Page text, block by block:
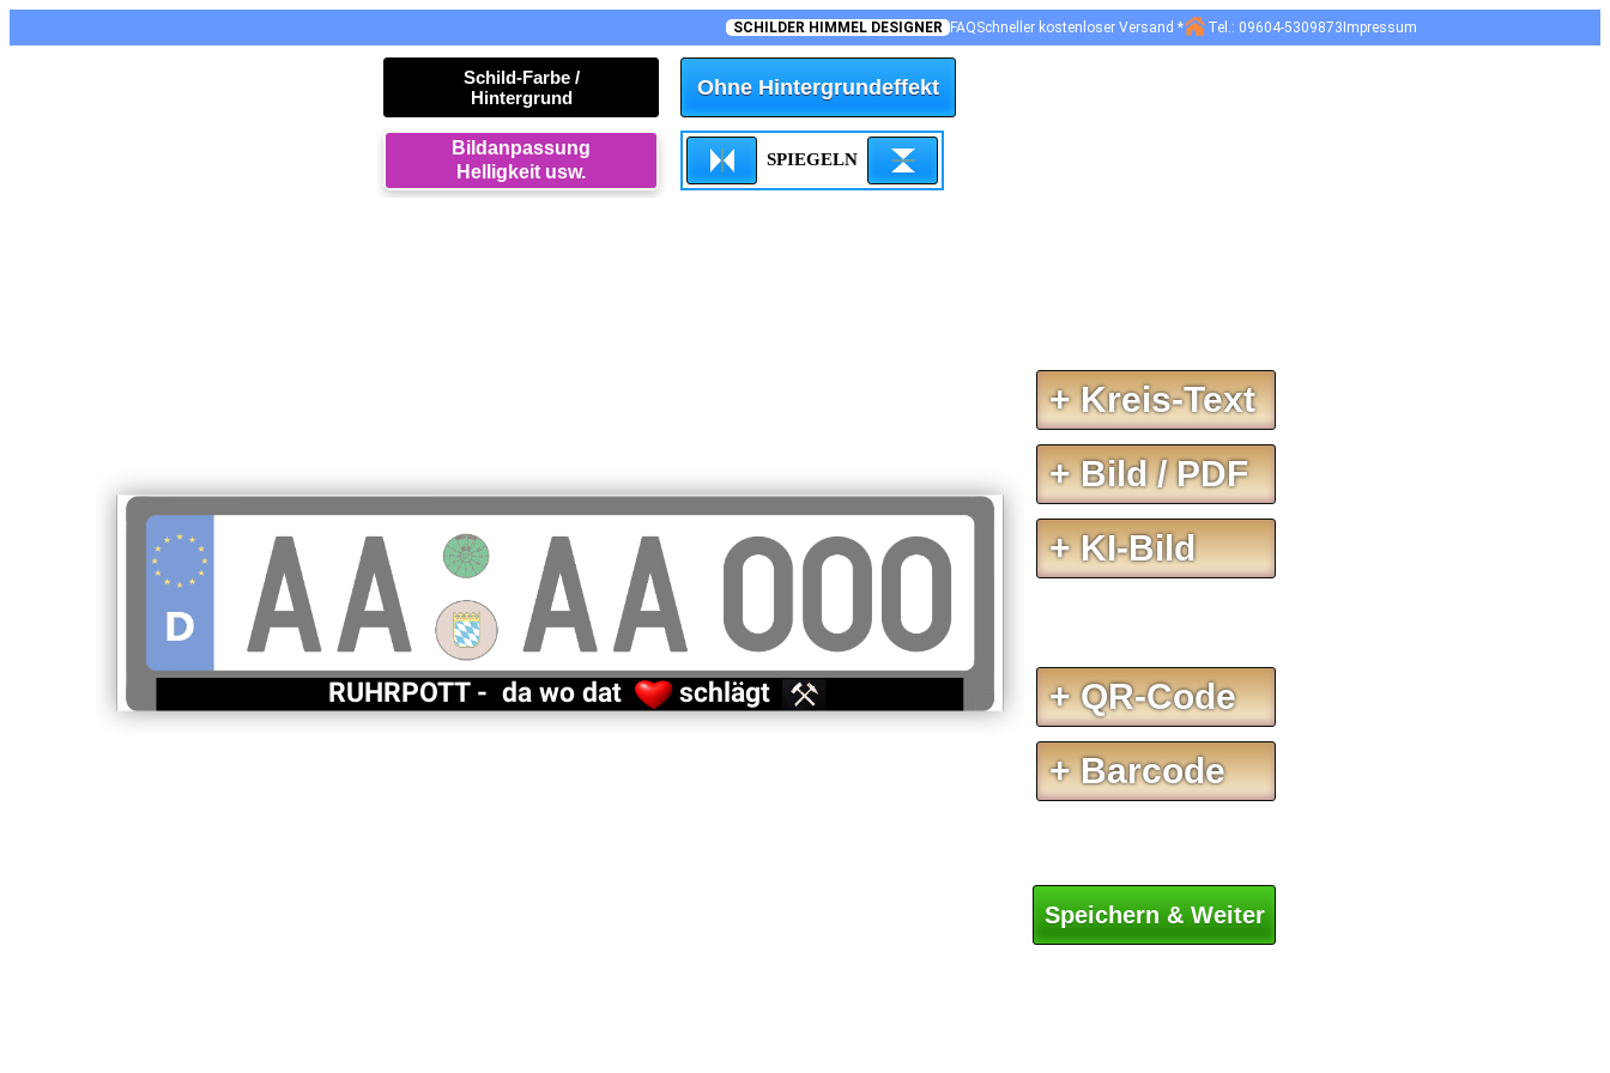
SCHILDER HIMMEL DESIGNER FAQSchneller kostenloser Versand * Tel.: 09604-5309873 Impressum
Schild-Farbe /
Hintergrund
Ohne Hintergrundeffekt
Bildanpassung
Helligkeit usw.
SPIEGELN
RUHRPOTT - da wo dat schlägt
+ Kreis-Text
+ Bild / PDF
+ KI-Bild
+ QR-Code
+ Barcode
Speichern & Weiter